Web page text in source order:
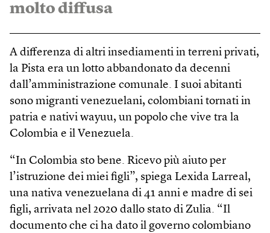
molto diffusa
A differenza di altri insediamenti in terreni privati,
la Pista era un lotto abbandonato da decenni
dall’amministrazione comunale. I suoi abitanti
sono migranti venezuelani, colombiani tornati in
patria e nativi wayuu, un popolo che vive tra la
Colombia e il Venezuela.
“In Colombia sto bene. Ricevo più aiuto per
l’istruzione dei miei figli”, spiega Lexida Larreal,
una nativa venezuelana di 41 anni e madre di sei
figli, arrivata nel 2020 dallo stato di Zulia. “Il
documento che ci ha dato il governo colombiano